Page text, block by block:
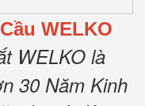
WELKO
WELKO là
30 Năm Kinh